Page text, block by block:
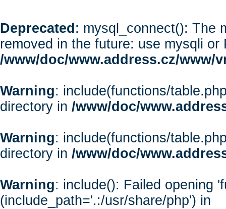
Deprecated : mysql_connect(): The
removed in the future: use mysqli or
/www/doc/www.address.cz/www/
Warning: include(functions/
directory in /www/doc/
Warning: include(functions/
directory in /www/doc/
Warning: include(): Failed opening
(include_path='.:/usr/share/php') in